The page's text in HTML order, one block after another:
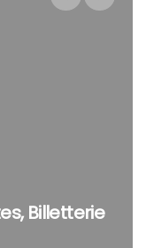
Billetterie